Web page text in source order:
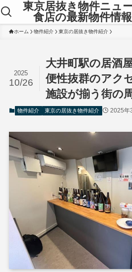
東京居抜き物件ニュ
食店の最新物件情
ホーム 物件紹介 東京の居抜き物件紹介
大井町駅の居酒
便性抜群のアク
施設が揃う街の
2025
10/26
物件紹介 東京の居抜き物件紹介 2025年